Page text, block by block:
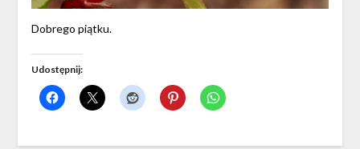
Dobrego piątku.
Udostępnij: